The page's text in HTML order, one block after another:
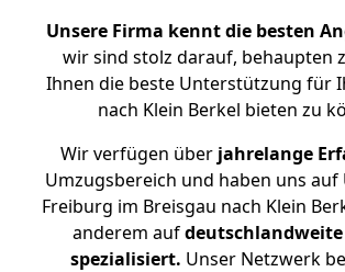
Unsere Firma kennt die besten
wir sind stolz darauf, behaupten
Ihnen die beste Unterstützung für
nach Klein Berkel bieten zu
Wir verfügen überjahrelange
Umzugsbereich und haben uns auf
Freiburg im Breisgau nach Klein
anderem auf
spezialisiert. Unser Netzwerk